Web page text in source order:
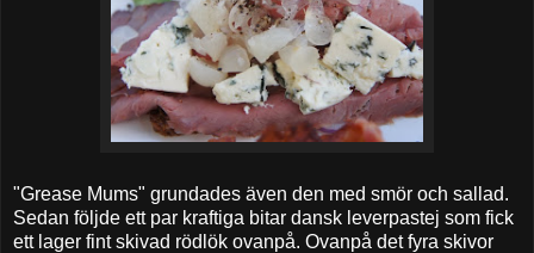
"Grease Mums" grundades även den med smör och sallad.
Sedan följde ett par kraftiga bitar dansk leverpastej som fick
ett lager fint skivad rödlök ovanpå. Ovanpå det fyra skivor